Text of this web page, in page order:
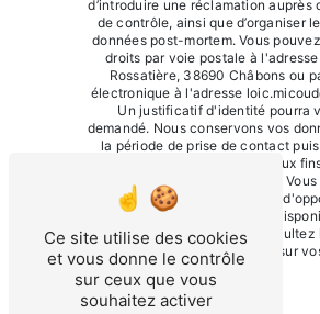
d’introduire une réclamation auprès
de contrôle, ainsi que d’organiser
données post-mortem. Vous
droits par voie postale à
Rossatière, 38690 Châbons ou
électronique à l'adresse
Un justificatif d'identité pourra
demandé. Nous conservons vos
la période de prise de contact
durée de prescription légale aux
et de gestion des contentieux.
de vous inscrire sur la liste
démarchage téléphonique,
adresse: Bloctel.gouv.fr. Consultez
pour plus d’informations sur
Ce site utilise des cookies
et vous donne le contrôle
sur ceux que vous
souhaitez activer